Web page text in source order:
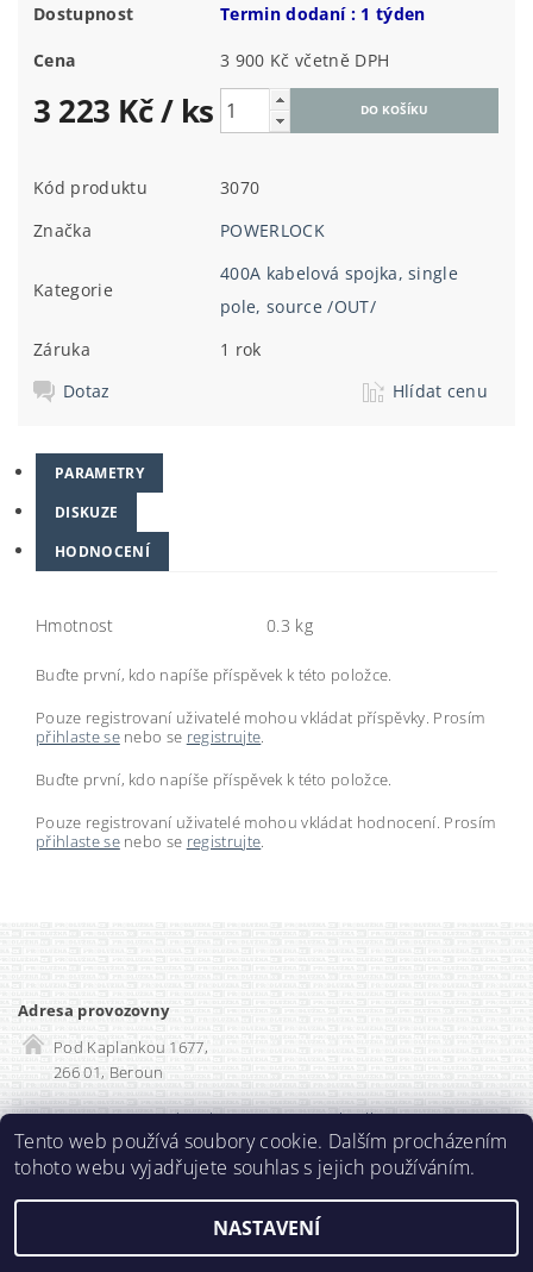
Dostupnost Termin dodaní : 1 týden
Cena 3 900 Kč včetně DPH
3 223 Kč/ ks
Kód produktu
3070
Značka
POWERLOCK
Kategorie
400A kabelová spojka, single
pole, source /OUT/
Záruka
1 rok
Dotaz
Hlídat cenu
PARAMETRY
DISKUZE
HODNOCENÍ
Hmotnost 0.3 kg
Buďte první, kdo napíše příspěvek k této položce.
Pouze registrovaní uživatelé mohou vkládat příspěvky. Prosím
přihlaste senebo se registrujte.
Buďte první, kdo napíše příspěvek k této položce.
Pouze registrovaní uživatelé mohou vkládat hodnocení. Prosím
přihlaste senebo se registrujte.
Adresa provozovny
Pod Kaplankou 1677,
266 01, Beroun
Rozvadec-shop.cz | SEO optimalizace
2026 ©Prodlužka.cz, všechna práva vyhrazena
Vytvořil Shoptet
Tento web používá soubory cookie. Dalším procházením
tohoto webu vyjadřujete souhlas s jejich používáním.
NASTAVENÍ